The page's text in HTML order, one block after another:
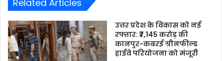
Related Articles
उत्तर प्रदेश के विकास को नई
रफ्तार: ₹7,145 करोड़ की
कानपुर-कबरई ग्रीनफील्ड
हाईवे परियोजना को मंजूरी